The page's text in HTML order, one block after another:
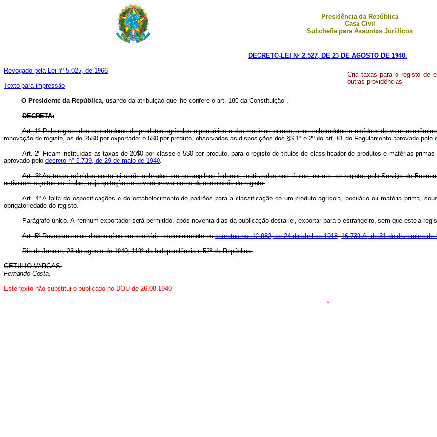
Presidência da República
Casa Civil
Subchefia para Assuntos Jurídicos
DECRETO-LEI Nº 2.527, DE 23 DE AGOSTO DE 1940.
Revogado pela Lei nº 5.025, de 1966
Texto para impressão
Cria taxas para o registo de
outras providências
O Presidente da República, usando da atribuição que lhe confere o art. 180 da Constituição .
DECRETA:
Art.1º Pelo registo dos exportadores de produtos agrícolas e pecuários e das matérias primas, seus subprodutos e resíduos de valor
renovação do registo, as de 25$0 por exportador e 5$0 por produto, observadas as disposições dos §$ 1º e 2º do art. 61 do Regulamento aprovado pelo
Art.2º Ficam instituídas as taxas de 20$0 por classe e 5$0 per produto, para o registo de títulos de classificador de produtos e matérias
aprovado pelodecreto nº 5.739, de 29 de maio de 1940.
Art.3º As taxas referidas nesta lei serão cobradas em estampilhas federais, inutilizadas nos títulos, no ato. do registo, pelo Serviço de
estiverem sujeitas os títulos, cuja quitação se deverá provar antes da concessão do registo.
Art.4º A falta de especificações e do estabelecimento de padrões para a classificação de um produto agrícola, pecuário ou matéria prima,
obrigatoriedade do registo.
Parágrafo único. A nenhum exportador será permitido, após noventa dias da publicação desta lei, exportar para o estrangeiro, sem que esteja
Art.5º Revogam-se as disposições em contrário. especialmente osdecretos ns. 12.982, de 24 de abril de 1918,.16.739.A, de 31 de dezembro de
Rio de Janeiro, 23 de agosto de 1940, 119º da Independência e 52º da República.
GETULIO VARGAS.
Fernando Costa.
Este texto não substitui o publicado no DOU de 26.08.1940
*